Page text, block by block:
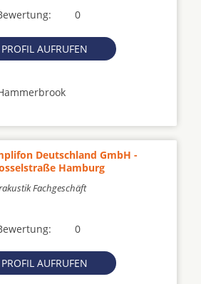
0
PROFIL AUFRUFEN
Deutschland GmbH -
Hamburg
Fachgeschäft
0
PROFIL AUFRUFEN